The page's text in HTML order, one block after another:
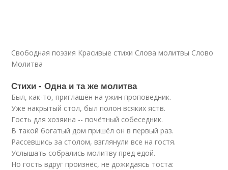
Свободная поэзия Красивые стихи Слова молитвы Слово
Молитва
Стихи - Одна и та же молитва
Был, как-то, приглашён на ужин проповедник.
Уже накрытый стол, был полон всяких яств.
Гость для хозяина -- почётный собеседник.
В такой богатый дом пришёл он в первый раз.
Рaссевшись за столом, взглянули все на гостя.
Услышать собрались молитву пред едой.
Но гость вдруг произнёс, не дожидаясь тоста: